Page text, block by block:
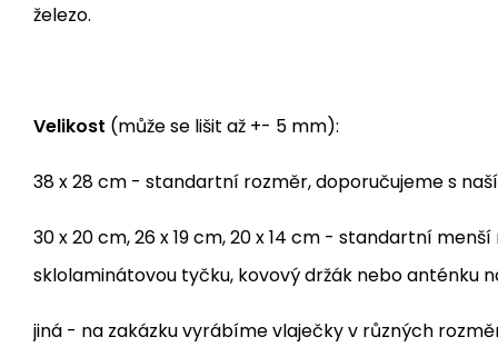
železo.
Velikost (může se lišit až +- 5 mm):
38 x 28 cm - standartní rozměr, doporučujeme s
30 x 20 cm, 26 x 19 cm, 20 x 14 cm - standartní
sklolaminátovou tyčku, kovový držák nebo anténku
jiná - na zakázku vyrábíme vlaječky v různých